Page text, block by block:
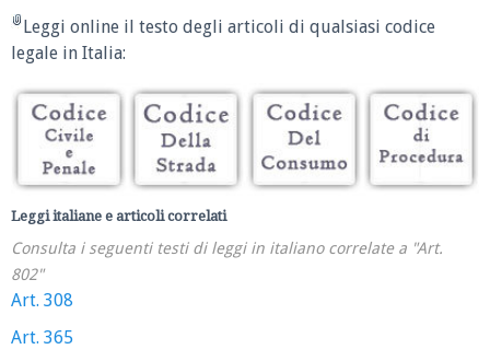
Leggi online il testo degli articoli di qualsiasi codice
legale in Italia:
Leggi italiane e articoli correlati
Consulta i seguenti testi di leggi in italiano correlate a "Art.
802"
Art. 308
Art. 365